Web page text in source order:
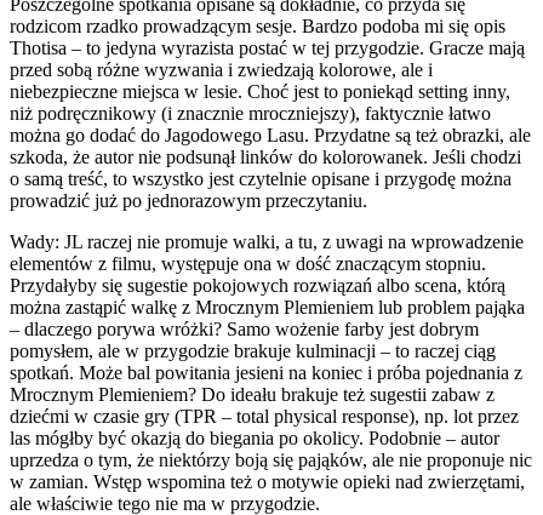
rodzicom rzadko prowadzącym sesje. Bardzo podoba mi się opis
Thotisa – to jedyna wyrazista postać w tej przygodzie. Gracze mają
przed sobą różne wyzwania i zwiedzają kolorowe, ale i
niebezpieczne miejsca w lesie. Choć jest to poniekąd setting inny,
niż podręcznikowy (i znacznie mroczniejszy), faktycznie łatwo
można go dodać do Jagodowego Lasu. Przydatne są też obrazki, ale
szkoda, że autor nie podsunął linków do kolorowanek. Jeśli chodzi
o samą treść, to wszystko jest czytelnie opisane i przygodę można
prowadzić już po jednorazowym przeczytaniu.
Wady: JL raczej nie promuje walki, a tu, z uwagi na wprowadzenie
elementów z filmu, występuje ona w dość znaczącym stopniu.
Przydałyby się sugestie pokojowych rozwiązań albo scena, którą
można zastąpić walkę z Mrocznym Plemieniem lub problem pająka
– dlaczego porywa wróżki? Samo wożenie farby jest dobrym
pomysłem, ale w przygodzie brakuje kulminacji – to raczej ciąg
spotkań. Może bal powitania jesieni na koniec i próba pojednania z
Mrocznym Plemieniem? Do ideału brakuje też sugestii zabaw z
dziećmi w czasie gry (TPR – total physical response), np. lot przez
las mógłby być okazją do biegania po okolicy. Podobnie – autor
uprzedza o tym, że niektórzy boją się pająków, ale nie proponuje nic
w zamian. Wstęp wspomina też o motywie opieki nad zwierzętami,
ale właściwie tego nie ma w przygodzie.